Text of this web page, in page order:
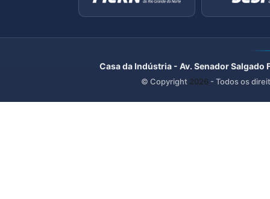
Casa da Indústria - Av. Senador
© Copyright 2026 - Todos os